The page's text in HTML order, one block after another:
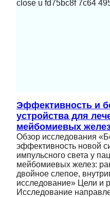
Эффективность и
устройства для
мейбомиевых
Обзор исследования
эффективность новой
импульсного света у
мейбомиевых желез:
двойное слепое,
исследование» Цели и
Исследование